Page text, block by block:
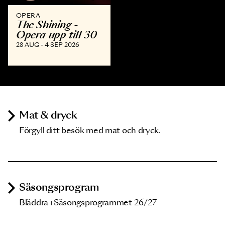
OPERA
The Shining -
Opera upp till 30
28 AUG - 4 SEP 2026
Mat & dryck
Förgyll ditt besök med mat och dryck.
Säsongsprogram
Bläddra i Säsongsprogrammet 26/27